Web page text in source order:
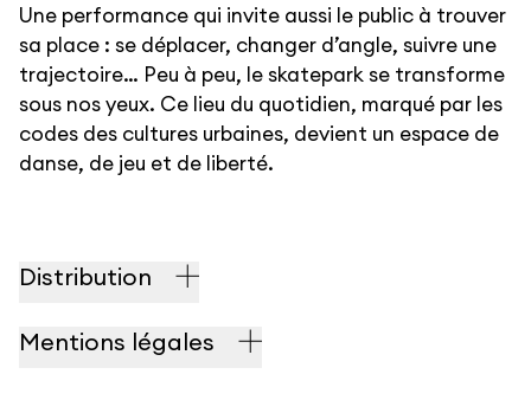
Une performance qui invite aussi le public à trouver
sa place : se déplacer, changer d’angle, suivre une
trajectoire… Peu à peu, le skatepark se transforme
sous nos yeux. Ce lieu du quotidien, marqué par les
codes des cultures urbaines, devient un espace de
danse, de jeu et de liberté.
Distribution
Mentions légales